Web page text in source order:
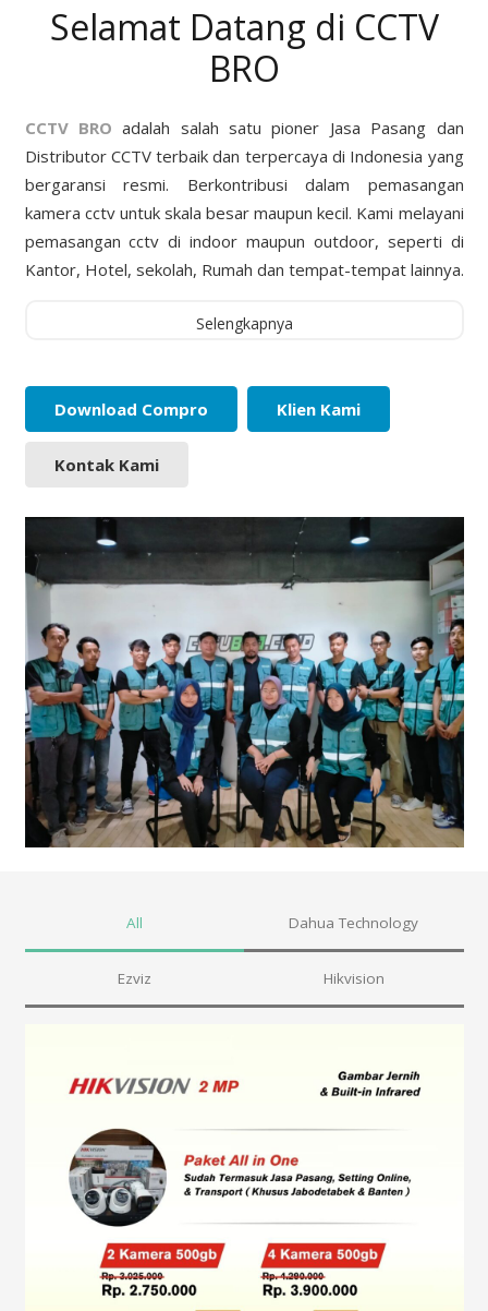
Selamat Datang di CCTV
BRO
CCTV BRO adalah salah satu pioner Jasa Pasang dan
Distributor CCTV terbaik dan terpercaya di Indonesia yang
bergaransi resmi. Berkontribusi dalam pemasangan
kamera cctv untuk skala besar maupun kecil. Kami melayani
pemasangan cctv di indoor maupun outdoor, seperti di
Kantor, Hotel, sekolah, Rumah dan tempat-tempat lainnya.
Selengkapnya
Download Compro Klien Kami
Kontak Kami
All Dahua Technology
Ezviz Hikvision